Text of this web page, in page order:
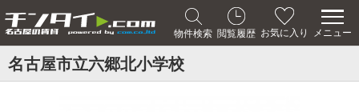
物件検索 閲覧履歴 お気に入り メニュー
名古屋市立六郷北小学校